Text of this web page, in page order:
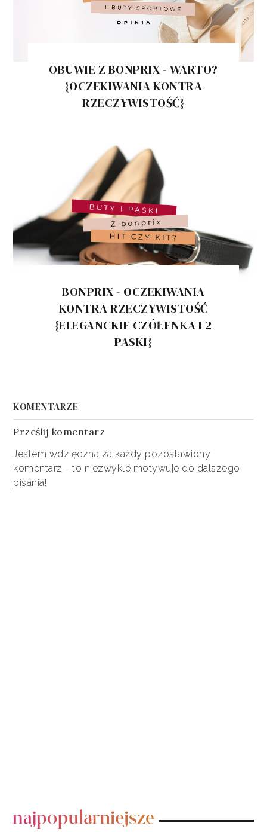
OBUWIE Z BONPRIX - WARTO?
{OCZEKIWANIA KONTRA
RZECZYWISTOŚĆ}
BONPRIX - OCZEKIWANIA
KONTRA RZECZYWISTOŚĆ
{ELEGANCKIE CZÓŁENKA I 2
PASKI}
KOMENTARZE
Prześlij komentarz
Jestem wdzięczna za każdy pozostawiony
komentarz - to niezwykle motywuje do dalszego
pisania!
POPULARNE POSTY